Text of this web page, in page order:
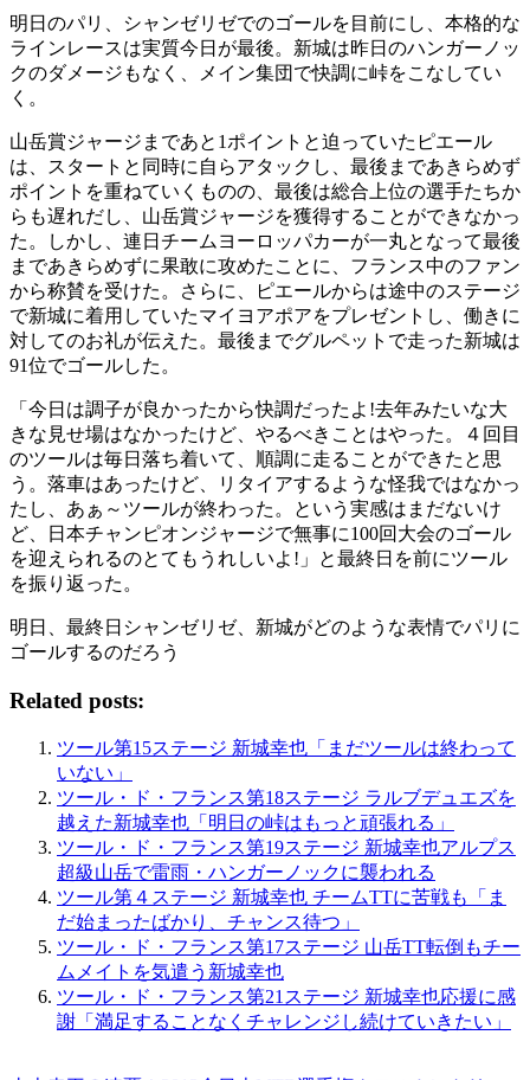
明日のパリ、シャンゼリゼでのゴールを目前にし、本格的な
ラインレースは実質今日が最後。新城は昨日のハンガーノッ
クのダメージもなく、メイン集団で快調に峠をこなしてい
く。
山岳賞ジャージまであと1ポイントと迫っていたピエール
は、スタートと同時に自らアタックし、最後まであきらめず
ポイントを重ねていくものの、最後は総合上位の選手たちか
らも遅れだし、山岳賞ジャージを獲得することができなかっ
た。しかし、連日チームヨーロッパカーが一丸となって最後
まであきらめずに果敢に攻めたことに、フランス中のファン
から称賛を受けた。さらに、ピエールからは途中のステージ
で新城に着用していたマイヨアポアをプレゼントし、働きに
対してのお礼が伝えた。最後までグルペットで走った新城は
91位でゴールした。
「今日は調子が良かったから快調だったよ!去年みたいな大
きな見せ場はなかったけど、やるべきことはやった。４回目
のツールは毎日落ち着いて、順調に走ることができたと思
う。落車はあったけど、リタイアするような怪我ではなかっ
たし、あぁ～ツールが終わった。という実感はまだないけ
ど、日本チャンピオンジャージで無事に100回大会のゴール
を迎えられるのとてもうれしいよ!」と最終日を前にツール
を振り返った。
明日、最終日シャンゼリゼ、新城がどのような表情でパリに
ゴールするのだろう
Related posts:
ツール第15ステージ 新城幸也「まだツールは終わって
いない」
ツール・ド・フランス第18ステージ ラルブデュエズを
越えた新城幸也「明日の峠はもっと頑張れる」
ツール・ド・フランス第19ステージ 新城幸也アルプス
超級山岳で雷雨・ハンガーノックに襲われる
ツール第４ステージ 新城幸也 チームTTに苦戦も「ま
だ始まったばかり、チャンス待つ」
ツール・ド・フランス第17ステージ 山岳TT転倒もチー
ムメイトを気遣う新城幸也
ツール・ド・フランス第21ステージ 新城幸也応援に感
謝「満足することなくチャレンジし続けていきたい」